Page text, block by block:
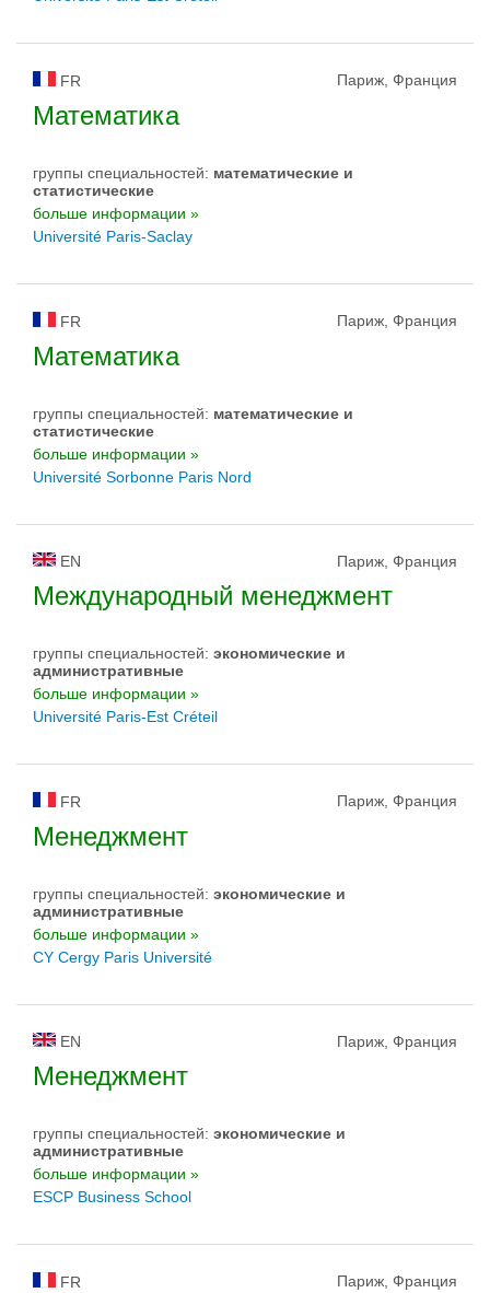
FR Париж, Франция
Математика
группы специальностей: математические и
статистические
больше информации »
Université Paris-Saclay
FR Париж, Франция
Математика
группы специальностей: математические и
статистические
больше информации »
Université Sorbonne Paris Nord
EN Париж, Франция
Международный менеджмент
группы специальностей: экономические и
административные
больше информации »
Université Paris-Est Créteil
FR Париж, Франция
Менеджмент
группы специальностей: экономические и
административные
больше информации »
CY Cergy Paris Université
EN Париж, Франция
Менеджмент
группы специальностей: экономические и
административные
больше информации »
ESCP Business School
FR Париж, Франция